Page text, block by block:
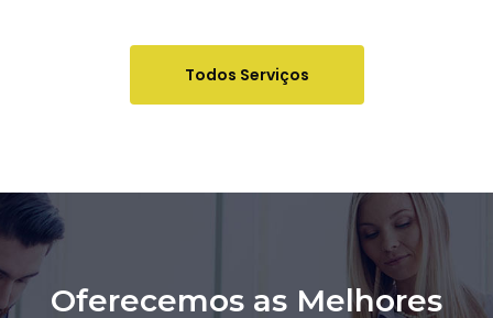
Todos Serviços
Oferecemos as Melhores